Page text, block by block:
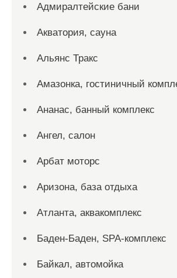
Адмиралтейские бани
Акватория, сауна
Альянс Тракс
Амазонка, гостиничный
Ананас, банный комплекс
Ангел, салон
Арбат моторс
Аризона, база отдыха
Атланта, аквакомплекс
Баден-Баден, SPA-комплекс
Байкал, автомойка